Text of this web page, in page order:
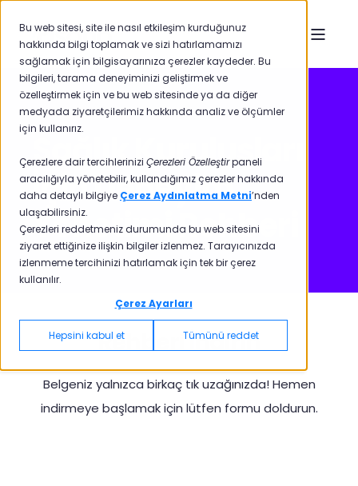
Bu web sitesi, site ile nasıl etkileşim kurduğunuz
hakkında bilgi toplamak ve sizi hatırlamamızı
sağlamak için bilgisayarınıza çerezler kaydeder. Bu
bilgileri, tarama deneyiminizi geliştirmek ve
özelleştirmek için ve bu web sitesinde ya da diğer
medyada ziyaretçilerimiz hakkında analiz ve ölçümler
için kullanırız.
Çerezlere dair tercihlerinizi Çerezleri Özelleştirpaneli
aracılığıyla yönetebilir, kullandığımız çerezler hakkında
daha detaylı bilgiye Çerez Aydınlatma Metni’nden
ulaşabilirsiniz.
Çerezleri reddetmeniz durumunda bu web sitesini
ziyaret ettiğinize ilişkin bilgiler izlenmez. Tarayıcınızda
izlenmeme tercihinizi hatırlamak için tek bir çerez
kullanılır.
Çerez Ayarları
Hepsini kabul et Tümünü reddet
Sağlık Kuruluşları
İçin Deneyim
Yönetimi Rehberi
Rehberi İndirin
Belgeniz yalnızca birkaç tık uzağınızda! Hemen
indirmeye başlamak için lütfen formu doldurun.